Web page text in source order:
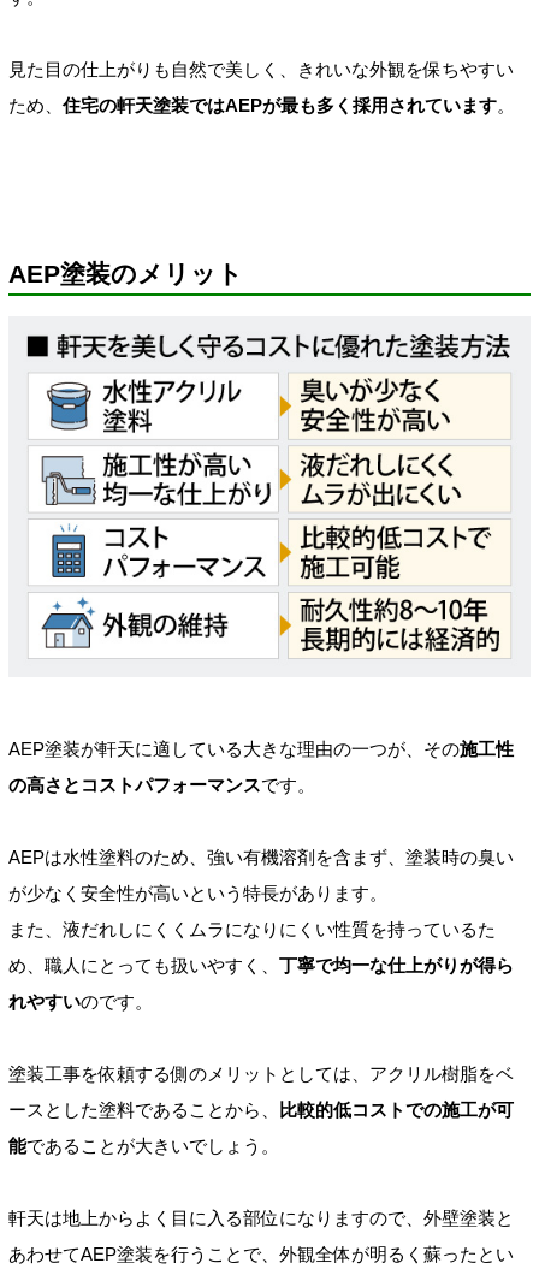
見た目の仕上がりも自然で美しく、きれいな外観を保ちやすい
ため、 住宅の軒天塗装ではAEPが最も多く採用されています。
AEP塗装のメリット
AEP塗装が軒天に適している大きな理由の一つが、その施工性
の高さとコストパフォーマンスです。
AEPは水性塗料のため、強い有機溶剤を含まず、塗装時の臭い
が少なく安全性が高いという特長があります。
また、液だれしにくくムラになりにくい性質を持っているた
め、職人にとっても扱いやすく、 丁寧で均一な仕上がりが得ら
れやすいのです。
塗装工事を依頼する側のメリットとしては、アクリル樹脂をベ
ースとした塗料であることから、
比較的低コストでの施工が可
能であることが大きいでしょう。
軒天は地上からよく目に入る部位になりますので、外壁塗装と
あわせてAEP塗装を行うことで、外観全体が明るく蘇ったとい